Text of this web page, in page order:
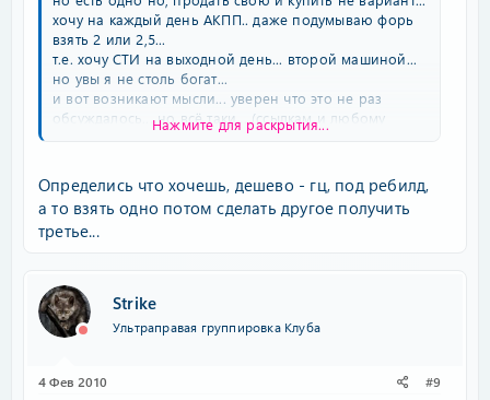
хочу на каждый день АКПП.. даже подумываю форь
взять 2 или 2,5...
т.е. хочу СТИ на выходной день... второй машиной...
но увы я не столь богат...
и вот возникают мысли... уверен что это не раз
обсуждалось... но всё таки... (ссылкам и любому
мнению буду благодарен)...
праворукий... перекидка на левый...(кстати, тут только
левый руль... не могу на правом)... и после делать с
него лису...
сразу оговорюсь... на лису денег нет.. да их вообще
кароче стартануть с самого дешёвого и постепенно
делать ...
что скажите? ваши мысли...во сколько что выльется?
Нажмите для раскрытия...
Определись что хочешь, дешево - гц, под ребилд,
а то взять одно потом сделать другое получить
третье...
Strike
Ультраправая группировка Клуба
4 Фев 2010 #9